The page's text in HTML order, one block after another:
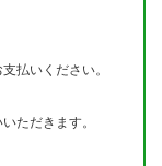
払いください。
ただきます。